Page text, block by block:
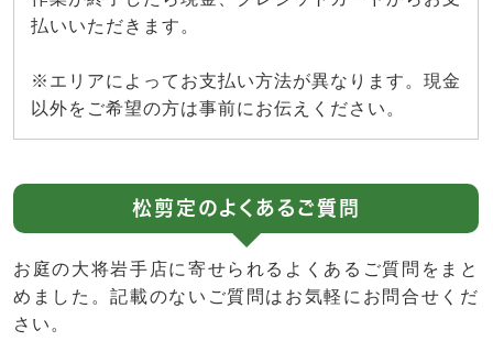
払いいただきます。
※エリアによってお支払い方法が異なります。現金
以外をご希望の方は事前にお伝えください。
松剪定のよくあるご質問
お庭の大将岩手店に寄せられるよくあるご質問をまと
めました。記載のないご質問はお気軽にお問合せくだ
さい。